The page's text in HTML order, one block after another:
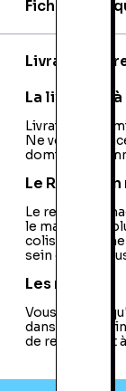
Fiche
Site officiel:
PEGI:
PEGI:3+
Nom de
Livraison et
La livraison
Livraison à
Ne vous
domicile !
Le Retrait
Le retrait en
le magasin le
colis
sein duquel
Les retours
Vous avez
dans le
de retour sont